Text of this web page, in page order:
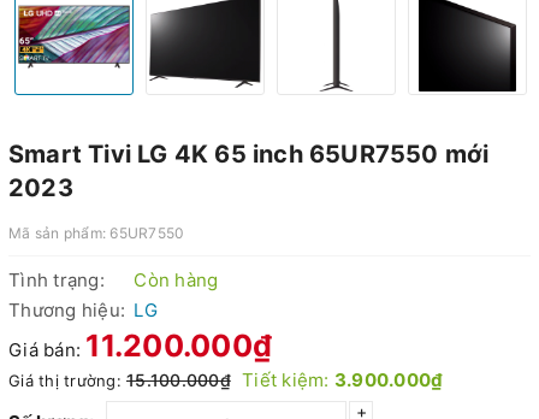
Smart Tivi LG 4K 65 inch 65UR7550 mới
2023
Mã sản phẩm: 65UR7550
Tình trạng:
Còn hàng
Thương hiệu: LG
Giá bán: 11.200.000₫
Giá thị trường: 15.100.000₫ Tiết kiệm: 3.900.000₫
+